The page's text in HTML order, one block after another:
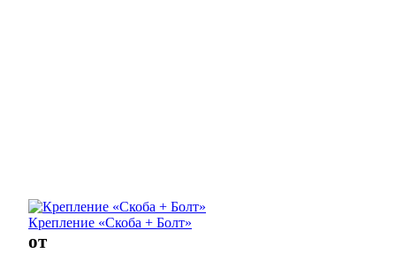
Крепление «Скоба + Болт»
от